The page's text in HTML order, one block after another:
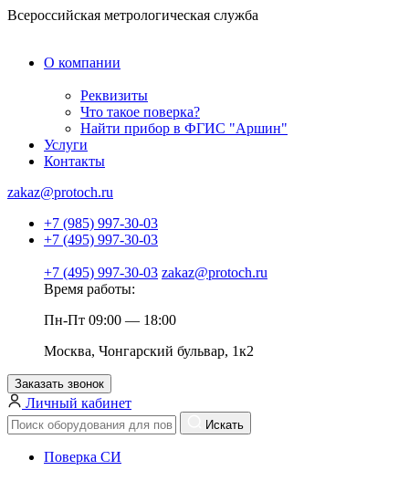
Всероссийская метрологическая служба
О компании
Реквизиты
Что такое поверка?
Найти прибор в ФГИС "Аршин"
Услуги
Контакты
zakaz@protoch.ru
+7 (985) 997-30-03
+7 (495) 997-30-03
+7 (495) 997-30-03 zakaz@protoch.ru
Время работы:
Пн-Пт 09:00 — 18:00
Москва, Чонгарский бульвар, 1к2
Заказать звонок
Личный кабинет
Искать
Поверка СИ